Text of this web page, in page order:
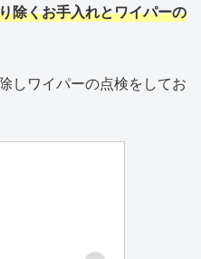
除くお手入れとワイパーの
しワイパーの点検をしてお